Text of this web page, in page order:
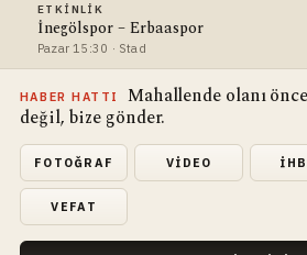
ETKINLIK
İnegölspor – Erbaaspor
Pazar 15:30 · Stad
HABER HATTI
Mahallende olanı
değil, bize gönder.
FOTOĞRAF VIDEO
VEFAT